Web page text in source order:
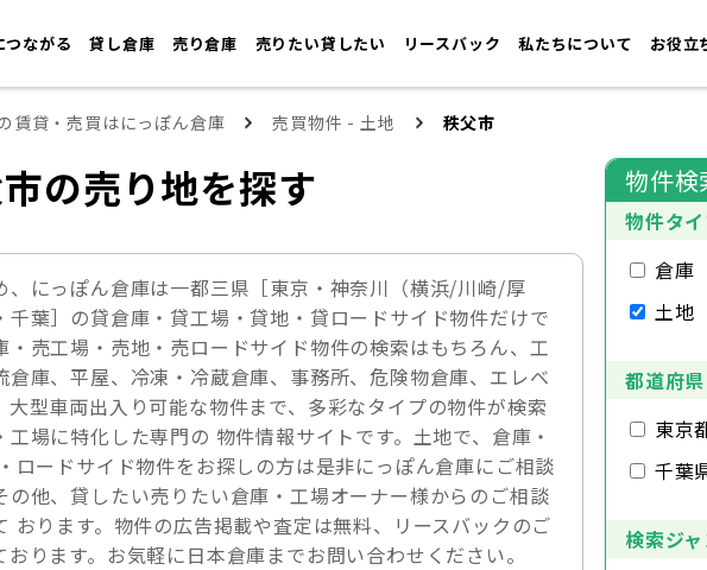
つながる 貸し倉庫 売り倉庫 売りたい貸したい リースバック 私たちについて お役立
賃貸・売買はにっぽん倉庫 売買物件 - 土地 秩父市
の売り地を探す
、にっぽん倉庫は一都三県［東京・神奈川（横浜/川崎/厚
千葉］の貸倉庫・貸工場・貸地・貸ロードサイド物件だけで
・売工場・売地・売ロードサイド物件の検索はもちろん、工
倉庫、平屋、冷凍・冷蔵倉庫、事務所、危険物倉庫、エレベ
大型車両出入り可能な物件まで、多彩なタイプの物件が検索
工場に特化した専門の 物件情報サイトです。土地で、倉庫・
ロードサイド物件をお探しの方は是非にっぽん倉庫にご相談
の他、貸したい売りたい倉庫・工場オーナー様からのご相談
おります。物件の広告掲載や査定は無料、リースバックのご
ります。お気軽に日本倉庫までお問い合わせください。
物件検
物件タ
倉庫
土地
都道府県
東京
千葉
検索ジ